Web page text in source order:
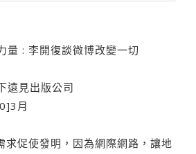
量 : 李開復談微博改變一切
遠見出版公司
月
求促使發明，因為網際網路，讓地